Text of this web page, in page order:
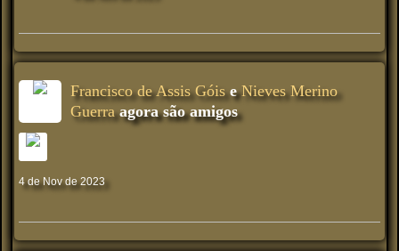
Francisco de Assis GóiseNieves Merino
Guerraagora são amigos
4 de Nov de 2023